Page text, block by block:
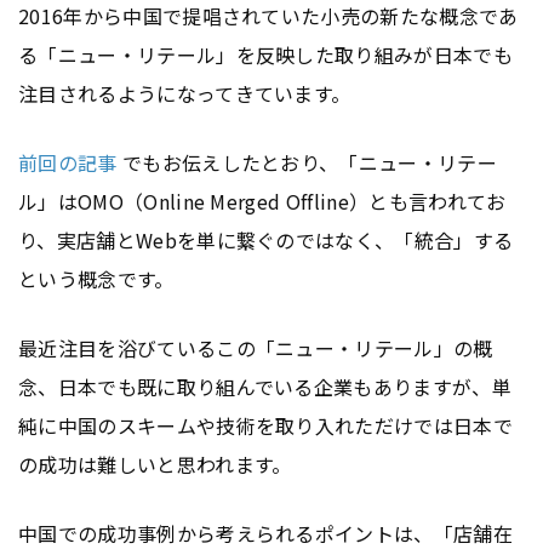
2016年から中国で提唱されていた小売の新たな概念であ
る「ニュー・リテール」を反映した取り組みが日本でも
注目されるようになってきています。
前回の記事 でもお伝えしたとおり、「ニュー・リテー
ル」はOMO（Online Merged Offline）とも言われてお
り、実店舗とWebを単に繋ぐのではなく、「統合」する
という概念です。
最近注目を浴びているこの「ニュー・リテール」の概
念、日本でも既に取り組んでいる企業もありますが、単
純に中国のスキームや技術を取り入れただけでは日本で
の成功は難しいと思われます。
中国での成功事例から考えられるポイントは、「店舗在